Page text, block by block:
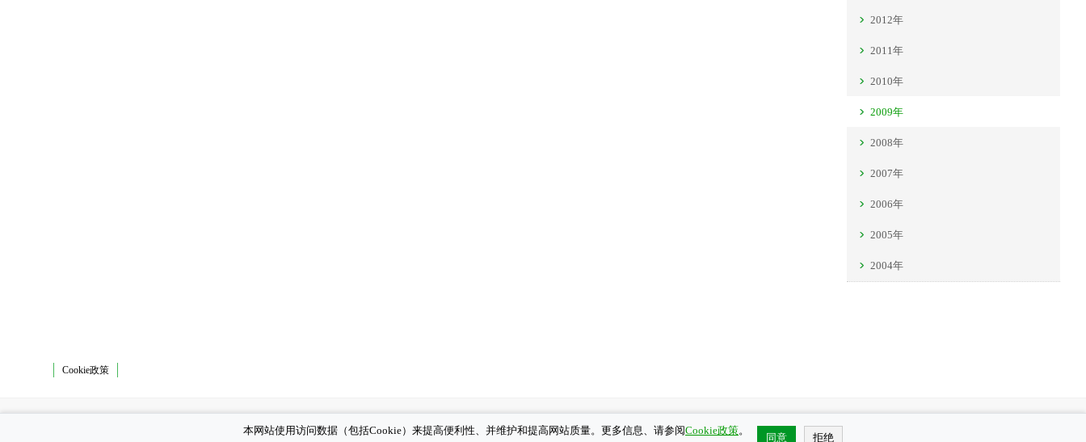
2012年
2011年
2010年
2009年
2008年
2007年
2006年
2005年
2004年
Cookie政策
Copyright© OKAYA & CO., LTD.All Rights Reserved.
本网站使用访问数据（包括Cookie）来提高便利性、并维护和提高网站质量。更多信息、请参阅Cookie政策。
同意 拒绝